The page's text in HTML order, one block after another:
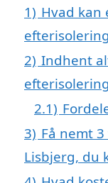
1) Hvad kan
2) Indhent
2.1)
3) Få nemt
Lisbjerg, du